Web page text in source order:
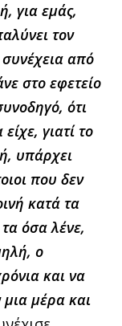
για εμάς,
τον
από
στο εφετείο
ότι
γιατί το
υπάρχει
που δεν
κατά τα
όσα λένε,
ο
και να
μέρα και